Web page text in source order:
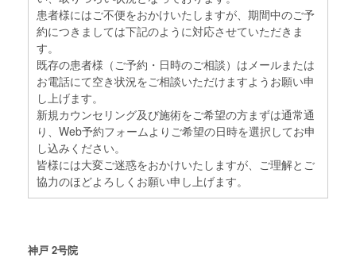
患者様にはご不便をおかけいたしますが、期間中のご予
約につきましては下記のように対応させていただきま
す。
既存の患者様（ご予約・日時のご相談）はメールまたは
お電話にて空き状況をご相談いただけますようお願い申
し上げます。
新規カウンセリング及び施術をご希望の方まずは通常通
り、Web予約フォームよりご希望の日時を選択してお申
し込みください。
皆様には大変ご迷惑をおかけいたしますが、ご理解とご
協力のほどよろしくお願い申し上げます。
神戸 2号院